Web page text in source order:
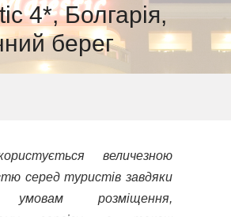
4*, Болгарія,
берег
величезною
серед туристів завдяки
умовам розміщення,